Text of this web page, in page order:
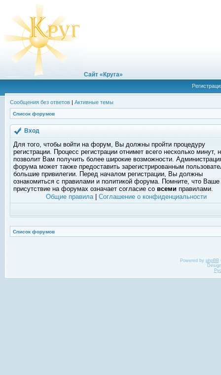
Сайт «Круга»
Сообщения без ответов | Активные темы
Список форумов
Вход
Для того, чтобы войти на форум, Вы должны пройти процедуру
регистрации. Процесс регистрации отнимет всего несколько минут,
позволит Вам получить более широкие возможности.
форума может также предоставить зарегистрированным
большие привилегии. Перед началом регистрации, Вы должны
ознакомиться с правилами и политикой форума. Помните, что Ваше
присутствие на форумах означает согласие со всеми правилами.
Общие правила| Соглашение о конфиденциальности
Список форумов
Powered by phpBB